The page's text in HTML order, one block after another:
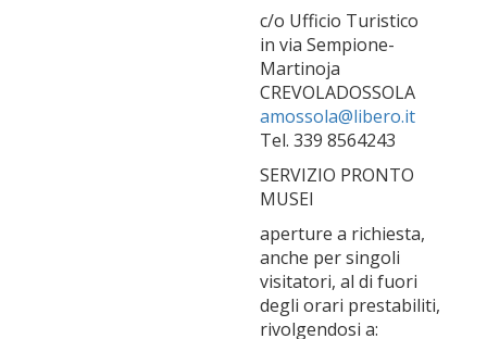
c/o Ufficio Turistico
in via Sempione-
Martinoja
CREVOLADOSSOLA
amossola@libero.it
Tel. 339 8564243
SERVIZIO PRONTO
MUSEI
aperture a richiesta,
anche per singoli
visitatori, al di fuori
degli orari prestabiliti,
rivolgendosi a: